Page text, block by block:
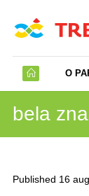
O
bela
Published 16